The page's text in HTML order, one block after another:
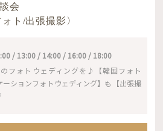
会
ト/出張撮影〉
/ 13:00 / 14:00 / 16:00 / 18:00
フォトウェディングを♪【韓国フォト
ーションフォトウェディング】も【出張撮